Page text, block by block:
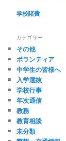
学校諸費
カテゴリー
その他
ボランティア
中学生の皆様へ
入学選抜
学校行事
年次通信
教務
教育相談
未分類